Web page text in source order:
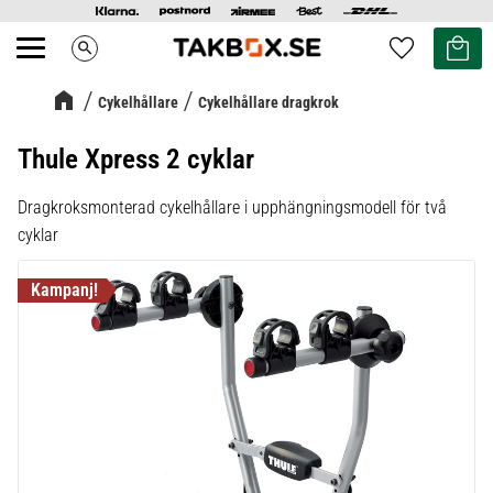
Meny search Favoriter
Kundvagn
Cykelhållare Cykelhållare dragkrok
Thule Xpress 2 cyklar
Dragkroksmonterad cykelhållare i upphängningsmodell för två
cyklar